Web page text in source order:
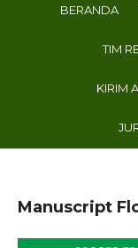
BERANDA
TIM
KIRIM
Manuscript